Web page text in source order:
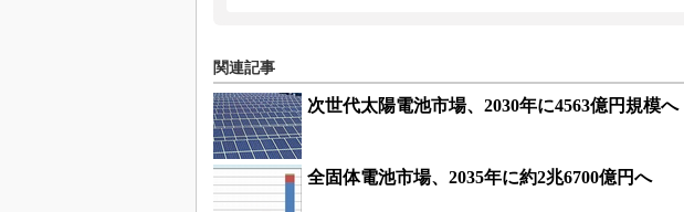
関連記事
次世代太陽電池市場、2030年に4563億円規模へ
全固体電池市場、2035年に約2兆6700億円へ